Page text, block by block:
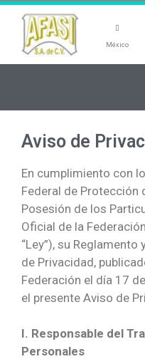
México
Aviso de
En cumplimiento con
Federal de Protección
Posesión de los
Oficial de la
“Ley”), su
de Privacidad,
Federación el día 17
el presente Aviso de
I. Responsable del
Personales